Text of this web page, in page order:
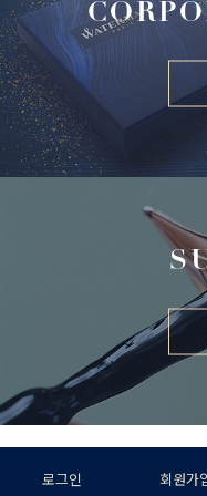
로그인 회원가